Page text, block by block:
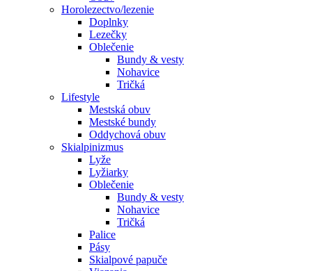
Horolezectvo/lezenie
Doplnky
Lezečky
Oblečenie
Bundy & vesty
Nohavice
Tričká
Lifestyle
Mestská obuv
Mestské bundy
Oddychová obuv
Skialpinizmus
Lyže
Lyžiarky
Oblečenie
Bundy & vesty
Nohavice
Tričká
Palice
Pásy
Skialpové papuče